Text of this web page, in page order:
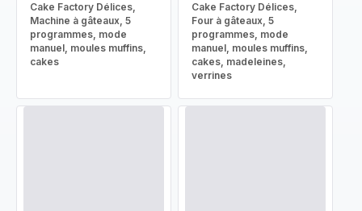
Cake Factory Délices,
Machine à gâteaux, 5
programmes, mode
manuel, moules muffins,
cakes
Cake Factory Délices,
Four à gâteaux, 5
programmes, mode
manuel, moules muffins,
cakes, madeleines,
verrines